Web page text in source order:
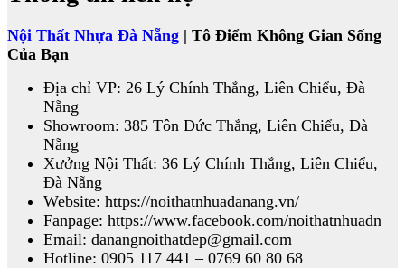
Nội Thất Nhựa Đà Nẵng | Tô Điểm Không Gian Sống
Của Bạn
Địa chỉ VP: 26 Lý Chính Thắng, Liên Chiểu, Đà
Nẵng
Showroom: 385 Tôn Đức Thắng, Liên Chiểu, Đà
Nẵng
Xưởng Nội Thất: 36 Lý Chính Thắng, Liên Chiểu,
Đà Nẵng
Website: https://noithatnhuadanang.vn/
Fanpage: https://www.facebook.com/noithatnhuadn
Email: danangnoithatdep@gmail.com
Hotline: 0905 117 441 – 0769 60 80 68